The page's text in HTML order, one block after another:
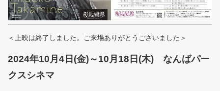
＜上映は終了しました。ご来場ありがとうございました＞
2024年10月4日(金)～10月18日(木) なんばパー
クスシネマ